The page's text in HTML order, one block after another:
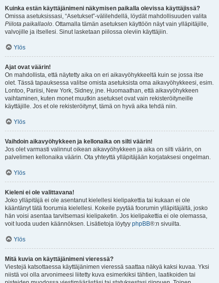
Kuinka estän käyttäjänimeni näkymisen paikalla olevissa käyttäjissä?
Omissa asetuksissasi, “Asetukset”-välilehdellä, löydät mahdollisuuden valita
Piilota paikallaolo. Ottamalla tämän asetuksen käyttöön näyt vain ylläpitäjille,
valvojille ja itsellesi. Sinut lasketaan piilossa oleviin käyttäjiin.
Ylös
Ajat ovat väärin!
On mahdollista, että näytetty aika on eri aikavyöhykkeeltä kuin se jossa itse
olet. Tässä tapauksessa valitse omista asetuksista oma aikavyöhykkeesi, esim.
Lontoo, Pariisi, New York, Sidney, jne. Huomaathan, että aikavyöhykkeen
vaihtaminen, kuten monet muutkin asetukset ovat vain rekisteröityneille
käyttäjille. Jos et ole rekisteröitynyt, tämä on hyvä aika tehdä niin.
Ylös
Vaihdoin aikavyöhykkeen ja kellonaika on silti väärin!
Jos olet varmasti valinnut oikean aikavyöhykkeen ja aika on silti väärin, on
palvelimen kellonaika väärin. Ota yhteyttä ylläpitäjään korjataksesi ongelman.
Ylös
Kieleni ei ole valittavana!
Joko ylläpitäjä ei ole asentanut kielellesi kielipakettia tai kukaan ei ole
kääntänyt tätä foorumia kielellesi. Kokeile pyytää foorumin ylläpitäjältä, josko
hän voisi asentaa tarvitsemasi kielipaketin. Jos kielipakettia ei ole olemassa,
voit luoda uuden käännöksen. Lisätietoja löytyy phpBB®:n sivuilta.
Ylös
Mitä kuvia on käyttäjänimeni vieressä?
Viestejä katsottaessa käyttäjänimen vieressä saattaa näkyä kaksi kuvaa. Yksi
niistä voi olla arvonimeesi liitetty kuva esimerkiksi tähtien, laatikoiden tai